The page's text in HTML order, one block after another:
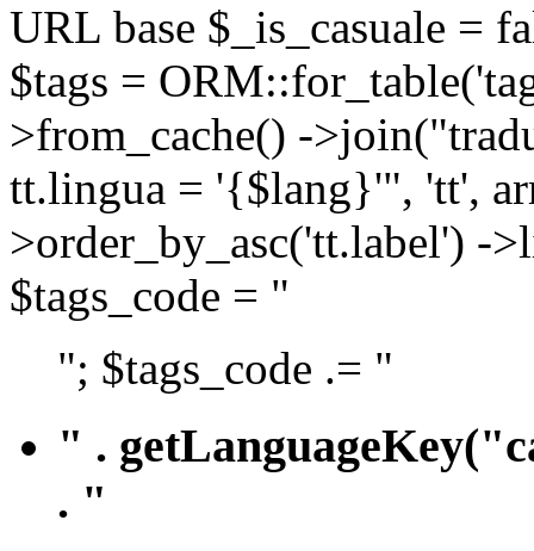
URL base $_is_casuale =
$tags =
>from_cache() -
tt.lingua = '{$lang}'", 'tt',
>order_by_asc('tt.label') -
$tags_code = "
"; $tags_code .= "
" .
. "